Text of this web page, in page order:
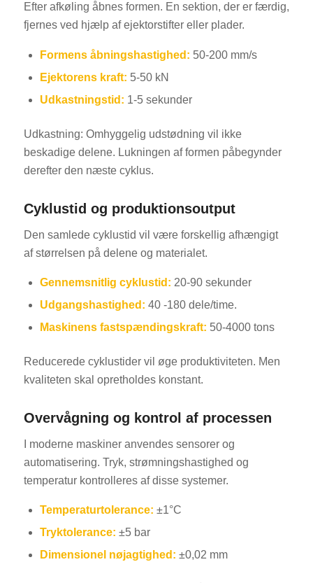
Efter afkøling åbnes formen. En sektion, der er færdig,
fjernes ved hjælp af ejektorstifter eller plader.
Formens åbningshastighed: 50-200 mm/s
Ejektorens kraft: 5-50 kN
Udkastningstid: 1-5 sekunder
Udkastning: Omhyggelig udstødning vil ikke
beskadige delene. Lukningen af formen påbegynder
derefter den næste cyklus.
Cyklustid og produktionsoutput
Den samlede cyklustid vil være forskellig afhængigt
af størrelsen på delene og materialet.
Gennemsnitlig cyklustid: 20-90 sekunder
Udgangshastighed: 40 -180 dele/time.
Maskinens fastspændingskraft: 50-4000 tons
Reducerede cyklustider vil øge produktiviteten. Men
kvaliteten skal opretholdes konstant.
Overvågning og kontrol af processen
I moderne maskiner anvendes sensorer og
automatisering. Tryk, strømningshastighed og
temperatur kontrolleres af disse systemer.
Temperaturtolerance: ±1°C
Tryktolerance: ±5 bar
Dimensionel nøjagtighed: ±0,02 mm